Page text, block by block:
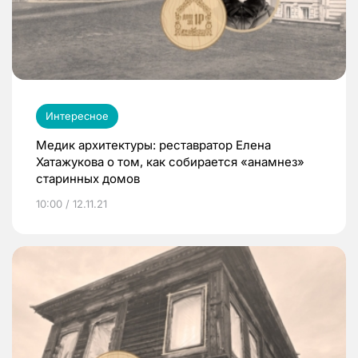
Интересное
Медик архитектуры: реставратор Елена
Хатажукова о том, как собирается «анамнез»
старинных домов
10:00 / 12.11.21